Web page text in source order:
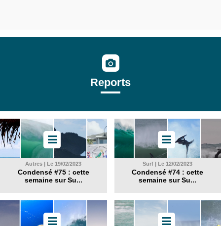
Reports
Autres | Le 19/02/2023
Condensé #75 : cette
semaine sur Su...
Surf | Le 12/02/2023
Condensé #74 : cette
semaine sur Su...